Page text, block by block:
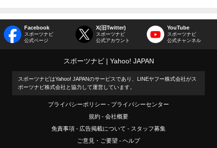
Facebook
スポーツナビ
公式ページ
X(旧Twitter)
スポーツナビ
公式アカウント
YouTube
スポーツナビ
公式チャンネル
スポーツナビ Yahoo! JAPAN
スポーツナビはYahoo! JAPANのサービスであり、LINEヤフー株式会社がス
ポーツナビ株式会社と協力して運営しています。
プライバシーポリシー
プライバシーセンター
規約
会社概要
免責事項
広告掲載について
スタッフ募集
ご意見・ご要望
ヘルプ